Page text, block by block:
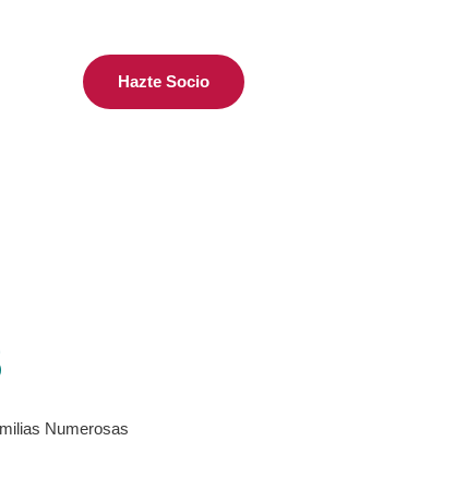
Hazte Socio
Numerosas